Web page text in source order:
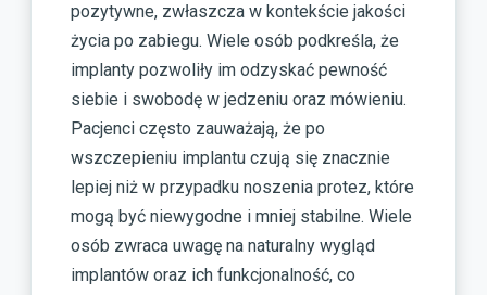
pozytywne, zwłaszcza w kontekście jakości
życia po zabiegu. Wiele osób podkreśla, że
implanty pozwoliły im odzyskać pewność
siebie i swobodę w jedzeniu oraz mówieniu.
Pacjenci często zauważają, że po
wszczepieniu implantu czują się znacznie
lepiej niż w przypadku noszenia protez, które
mogą być niewygodne i mniej stabilne. Wiele
osób zwraca uwagę na naturalny wygląd
implantów oraz ich funkcjonalność, co